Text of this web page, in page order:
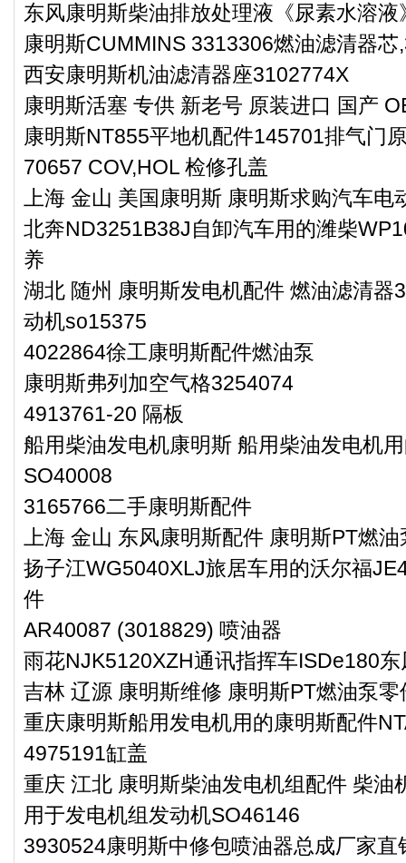
东风康明斯柴油排放处理液《尿素水溶液
康明斯CUMMINS 3313306燃油滤清器芯
西安康明斯机油滤清器座3102774X
康明斯活塞 专供 新老号 原装进口 国产
康明斯NT855平地机配件145701排气门
70657 COV,HOL 检修孔盖
上海 金山 美国康明斯 康明斯求购汽车电
北奔ND3251B38J自卸汽车用的潍柴
养
湖北 随州 康明斯发电机配件 燃油滤清器
动机so15375
4022864徐工康明斯配件燃油泵
康明斯弗列加空气格3254074
4913761-20 隔板
船用柴油发电机康明斯 船用柴油发电机
SO40008
3165766二手康明斯配件
上海 金山 东风康明斯配件 康明斯PT燃
扬子江WG5040XLJ旅居车用的沃尔福
件
AR40087 (3018829) 喷油器
雨花NJK5120XZH通讯指挥车ISDe180
吉林 辽源 康明斯维修 康明斯PT燃油泵
重庆康明斯船用发电机用的康明斯配件
4975191缸盖
重庆 江北 康明斯柴油发电机组配件 柴油
用于发电机组发动机SO46146
3930524康明斯中修包喷油器总成厂家直